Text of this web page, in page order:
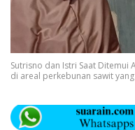
Sutrisno dan Istri Saat
di areal perkebunan sawit